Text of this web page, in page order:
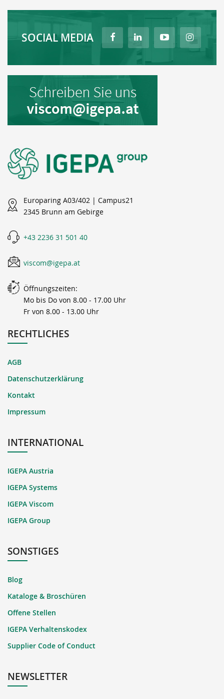
SOCIAL MEDIA
Europaring A03/402 | Campus21
2345 Brunn am Gebirge
+43 2236 31 501 40
viscom@igepa.at
Öffnungszeiten:
Mo bis Do von 8.00 - 17.00 Uhr
Fr von 8.00 - 13.00 Uhr
RECHTLICHES
AGB
Datenschutzerklärung
Kontakt
Impressum
INTERNATIONAL
IGEPA Austria
IGEPA Systems
IGEPA Viscom
IGEPA Group
SONSTIGES
Blog
Kataloge & Broschüren
Offene Stellen
IGEPA Verhaltenskodex
Supplier Code of Conduct
NEWSLETTER